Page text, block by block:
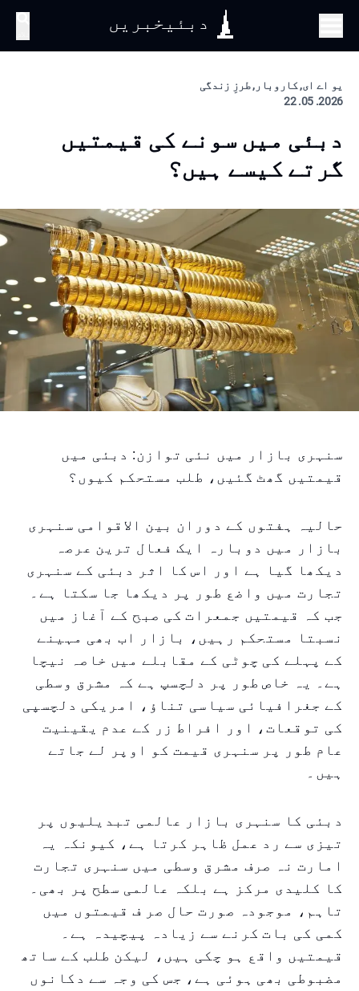
دبئیخبریں
یو اے ای, کاروبار, طرزِ زندگی
2026. 05. 22
دبئی میں سونے کی قیمتیں
گرتے کیسے ہیں؟
سنہری بازار میں نئی توازن: دبئی میں
قیمتیں گھٹ گئیں، طلب مستحکم کیوں؟
حالیہ ہفتوں کے دوران بین الاقوامی سنہری
بازار میں دوبارہ ایک فعال ترین عرصہ
دیکھا گیا ہے اور اس کا اثر دبئی کے سنہری
تجارت میں واضع طور پر دیکھا جا سکتا ہے۔
جب کہ قیمتیں جمعرات کی صبح کے آغاز میں
نسبتا مستحکم رہیں، بازار اب بھی مہینے
کے پہلے کی چوٹی کے مقابلے میں خاصہ نیچا
ہے۔ یہ خاص طور پر دلچسپ ہے کہ مشرق وسطی
کے جغرافیائی سیاسی تناؤ، امریکی دلچسپی
کی توقعات، اور افراط زر کے عدم یقینیت
عام طور پر سنہری قیمت کو اوپر لے جاتے
ہیں۔
دبئی کا سنہری بازار عالمی تبدیلیوں پر
تیزی سے رد عمل ظاہر کرتا ہے، کیونکہ یہ
امارت نہ صرف مشرق وسطی میں سنہری تجارت
کا کلیدی مرکز ہے بلکہ عالمی سطح پر بھی۔
تاہم، موجودہ صورت حال صر ف قیمتوں میں
کمی کی بات کرنے سے زیادہ پیچیدہ ہے۔
قیمتیں واقع ہو چکی ہیں، لیکن طلب کے ساتھ
مضبوطی بھی ہوئی ہے، جس کی وجہ سے دکانوں